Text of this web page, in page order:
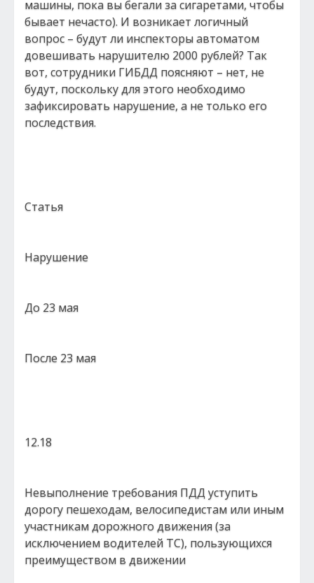
машины, пока вы бегали за сигаретами, чтобы
бывает нечасто). И возникает логичный
вопрос – будут ли инспекторы автоматом
довешивать нарушителю 2000 рублей? Так
вот, сотрудники ГИБДД поясняют – нет, не
будут, поскольку для этого необходимо
зафиксировать нарушение, а не только его
последствия.
Статья
Нарушение
До 23 мая
После 23 мая
12.18
Невыполнение требования ПДД уступить
дорогу пешеходам, велосипедистам или иным
участникам дорожного движения (за
исключением водителей ТС), пользующихся
преимуществом в движении